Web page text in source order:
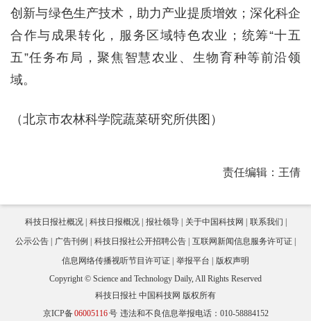
创新与绿色生产技术，助力产业提质增效；深化科企
合作与成果转化，服务区域特色农业；统筹“十五
五”任务布局，聚焦智慧农业、生物育种等前沿领
域。
（北京市农林科学院蔬菜研究所供图）
责任编辑：王倩
科技日报社概况 科技日报概况 报社领导 关于中国科技网
联系我们
公示公告
广告刊例 科技日报社公开招聘公告
互联网新闻信息服务许可证
信息网络传播视听节目许可证
举报平台
版权声明
Copyright © Science and Technology Daily, All Rights Reserved
科技日报社 中国科技网 版权所有
京ICP备06005116号 违法和不良信息举报电话：010-58884152